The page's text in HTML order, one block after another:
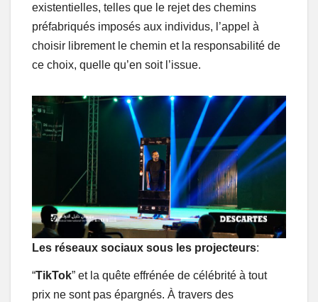
existentielles, telles que le rejet des chemins
préfabriqués imposés aux individus, l’appel à
choisir librement le chemin et la responsabilité de
ce choix, quelle qu’en soit l’issue.
Les réseaux sociaux sous les projecteurs:
“TikTok” et la quête effrénée de célébrité à tout
prix ne sont pas épargnés. À travers des